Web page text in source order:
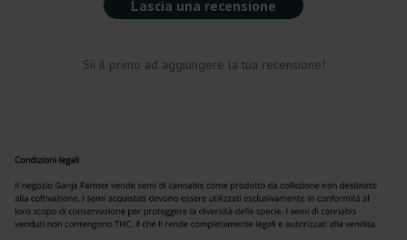
Lascia una recensione
Sii il primo ad aggiungere la tua recensione!